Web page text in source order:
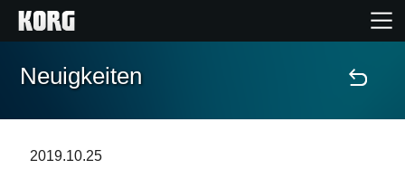
Home
Neuigkeiten
2019.10.25